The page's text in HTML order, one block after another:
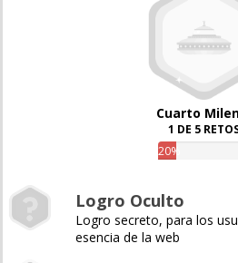
Cuarto
1 DE 5
20%
Logro Oculto
Logro secreto, para los
esencia de la web